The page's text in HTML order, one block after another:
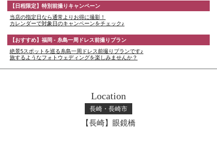
【日程限定】特別前撮りキャンペーン
当店の指定日なら通常よりお得に撮影！
カレンダーで対象日のキャンペーンをチェック♪
【おすすめ】福岡 - 糸島一周ドレス前撮りプラン
絶景5スポットを巡る糸島一周ドレス前撮りプランです♪
旅するようなフォトウェディングを楽しみませんか？
Location
長崎・長崎市
【長崎】眼鏡橋